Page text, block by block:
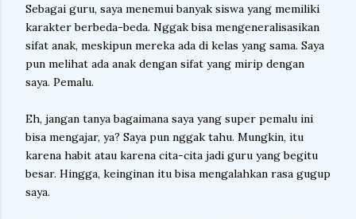
Sebagai guru, saya menemui banyak siswa yang memiliki
karakter berbeda-beda. Nggak bisa mengeneralisasikan
sifat anak, meskipun mereka ada di kelas yang sama. Saya
pun melihat ada anak dengan sifat yang mirip dengan
saya. Pemalu.
Eh, jangan tanya bagaimana saya yang super pemalu ini
bisa mengajar, ya? Saya pun nggak tahu. Mungkin, itu
karena habit atau karena cita-cita jadi guru yang begitu
besar. Hingga, keinginan itu bisa mengalahkan rasa gugup
saya.